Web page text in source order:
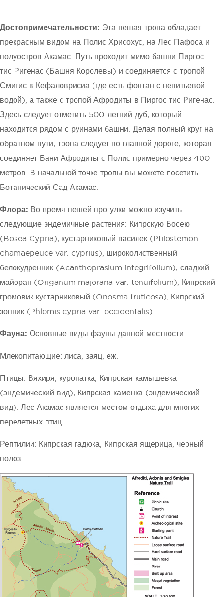
Достопримечательности: Эта пешая тропа обладает
прекрасным видом на Полис Хрисохус, на Лес Пафоса и
полуостров Акамас. Путь проходит мимо башни Пиргос
тис Ригенас (Башня Королевы) и соединяется с тропой
Смигис в Кефаловрисиа (где есть фонтан с непитьевой
водой), а также с тропой Афродиты в Пиргос тис Ригенас.
Здесь следует отметить 500-летний дуб, который
находится рядом с руинами башни. Делая полный круг на
обратном пути, тропа следует по главной дороге, которая
соединяет Бани Афродиты с Полис примерно через 400
метров. В начальной точке тропы вы можете посетить
Ботанический Сад Акамас.
Флора: Во время пешей прогулки можно изучить
следующие эндемичные растения: Кипрскую Босею
(Bosea Cypria), кустарниковый василек (Ptilostemon
chamaepeuce var. cyprius), широколиственный
белокудренник (Acanthoprasium integrifolium), сладкий
майоран (Origanum majorana var. tenuifolium), Кипрский
громовик кустарниковый (Onosma fruticosa), Кипрский
зопник (Phlomis cypria var. occidentalis).
Фауна: Основные виды фауны данной местности:
Млекопитающие: лиса, заяц, еж.
Птицы: Вяхиря, куропатка, Кипрская камышевка
(эндемический вид), Кипрская каменка (эндемический
вид). Лес Акамас является местом отдыха для многих
перелетных птиц.
Рептилии: Кипрская гадюка, Кипрская ящерица, черный
полоз.